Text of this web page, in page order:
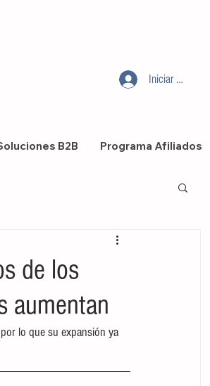
Iniciar sesión
B2B Programa Afiliados
de los
aumentan
lo que su expansión ya